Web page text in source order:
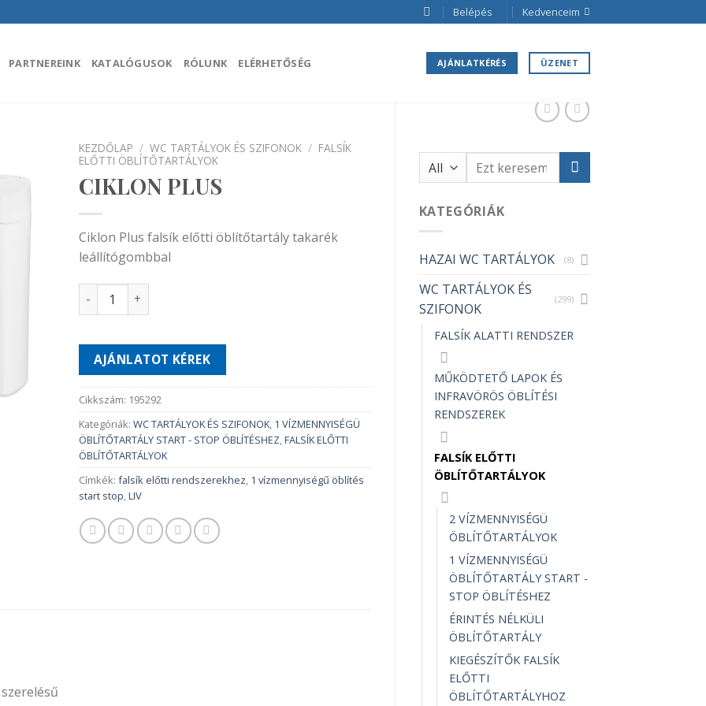
Belépés Kedvenceim
PARTNEREINK KATALÓGUSOK RÓLUNK ELÉRHETŐSÉG AJÁNLATKÉRÉS ÜZENET
Keresés
a
KATEGÓRIÁK
HAZAI WC TARTÁLYOK (8)
WC TARTÁLYOK ÉS
SZIFONOK
(299)
FALSÍK ALATTI RENDSZER
MŰKÖDTETŐ LAPOK ÉS
INFRAVÖRÖS ÖBLÍTÉSI
RENDSZEREK
FALSÍK ELŐTTI
ÖBLÍTŐTARTÁLYOK
2 VÍZMENNYISÉGÜ
ÖBLÍTŐTARTÁLYOK
1 VÍZMENNYISÉGÜ
ÖBLÍTŐTARTÁLY START -
STOP ÖBLÍTÉSHEZ
ÉRINTÉS NÉLKÜLI
ÖBLÍTŐTARTÁLY
KIEGÉSZÍTŐK FALSÍK
ELŐTTI
ÖBLÍTŐTARTÁLYHOZ
KEZDŐLAP / WC TARTÁLYOK ÉS SZIFONOK / FALSÍK
ELŐTTI ÖBLÍTŐTARTÁLYOK
CIKLON PLUS
Ciklon Plus falsík előtti öblítőtartály takarék
leállítógombbal
CIKLON PLUS mennyiség
AJÁNLATOT KÉREK
Cikkszám: 195292
Kategóriák: WC TARTÁLYOK ÉS SZIFONOK, 1 VÍZMENNYISÉGÜ
ÖBLÍTŐTARTÁLY START - STOP ÖBLÍTÉSHEZ,FALSÍK ELŐTTI
ÖBLÍTŐTARTÁLYOK
Címkék: falsík előtti rendszerekhez, 1 vízmennyiségű öblítés
start stop,LIV